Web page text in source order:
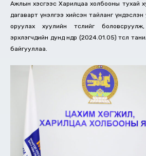
Ажлын хэсгээс Харилцаа холбооны тухай
дагаварт үнэлгээ хийсэн тайланг үндэслэн
оруулах хуулийн төслийг
эрхлэгчдийн дунд өнөөдөр (2024.01.05) төсөл
байгууллаа.